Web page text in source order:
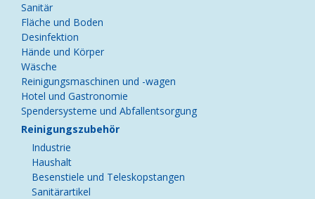
Sanitär
Fläche und Boden
Desinfektion
Hände und Körper
Wäsche
Reinigungsmaschinen und -wagen
Hotel und Gastronomie
Spendersysteme und Abfallentsorgung
Reinigungszubehör
Industrie
Haushalt
Besenstiele und Teleskopstangen
Sanitärartikel